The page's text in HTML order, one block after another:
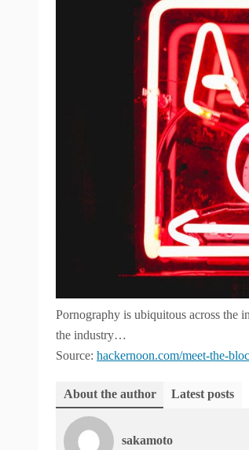
Pornography is ubiquitous across the
the industry…
Source: hackernoon.com/meet-the-
About the author Latest posts
sakamoto